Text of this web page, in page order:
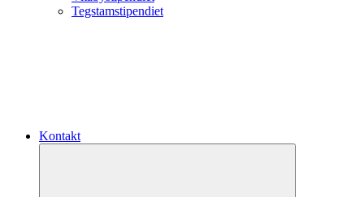
Tegstamstipendiet
Kontakt